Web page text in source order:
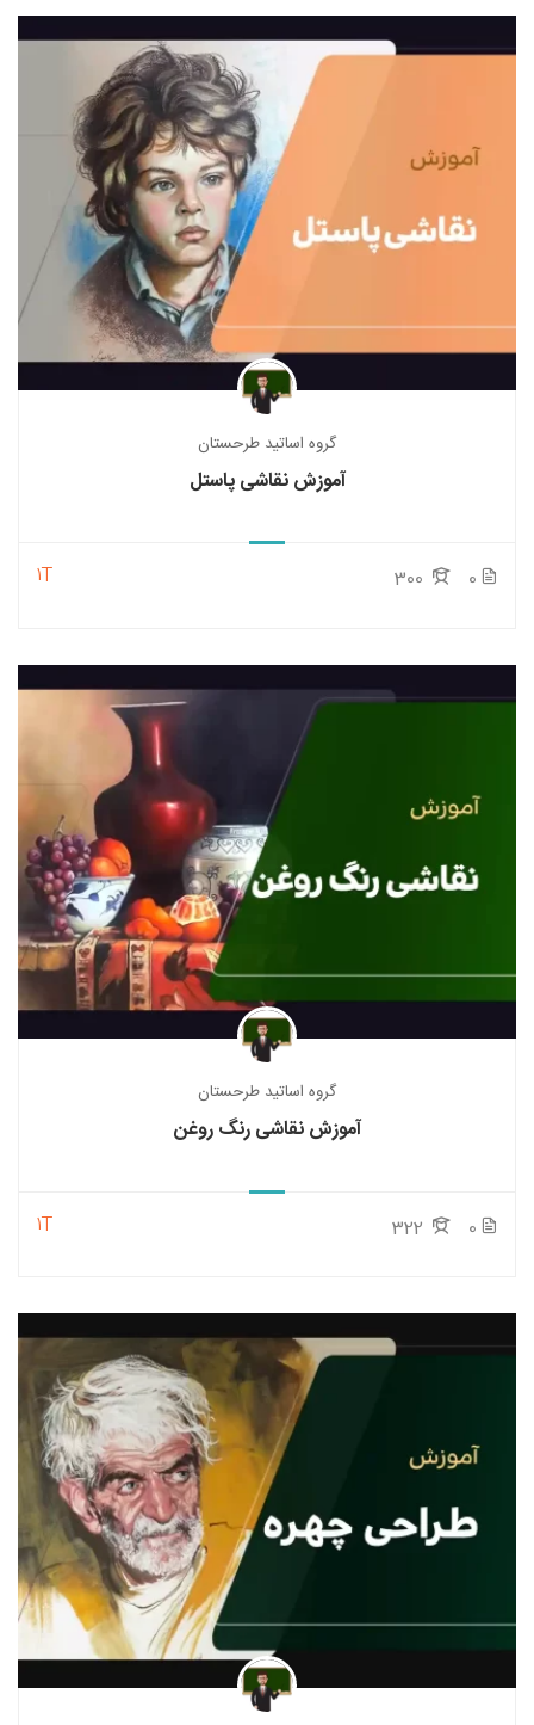
گروه اساتید طرحستان
آموزش نقاشی پاستل
0
1T
گروه اساتید طرحستان
آموزش نقاشی رنگ روغن
0
1T